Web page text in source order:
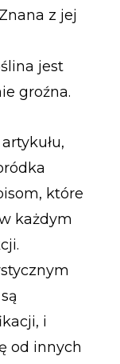
z jej
jest
groźna.
które
każdym
i
od innych